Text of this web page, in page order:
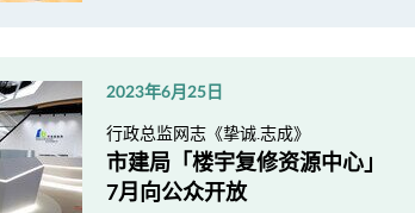
2023年6月25日
行政总监网志《挚诚.志成》
市建局「楼宇复修资源中心」
7月向公众开放